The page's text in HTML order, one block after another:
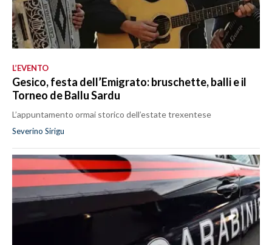
L’EVENTO
Gesico, festa dell’Emigrato: bruschette, balli e il
Torneo de Ballu Sardu
L’appuntamento ormai storico dell’estate trexentese
Severino Sirigu